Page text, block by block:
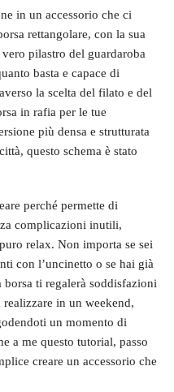
in un accessorio che ci
rettangolare, con la sua
pilastro del guardaroba
basta e capace di
la scelta del filato e del
in rafia per le tue
più densa e strutturata
questo schema è stato
perché permette di
complicazioni inutili,
relax. Non importa se sei
con l’uncinetto o se hai già
ti regalerà soddisfazioni
in un weekend,
un momento di
a me questo tutorial, passo
creare un accessorio che